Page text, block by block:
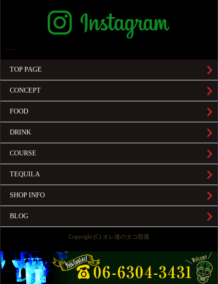
TOP PAGE
CONCEPT
FOOD
DRINK
COURSE
TEQUILA
SHOP INFO
BLOG
Copyright (C) オレ達のタコ部屋